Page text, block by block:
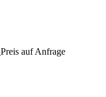
Preis auf Anfrage